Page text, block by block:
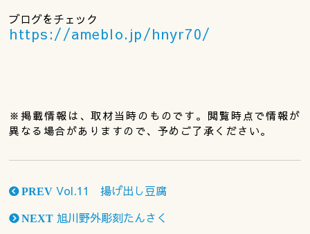
ブログをチェック
https://ameblo.jp/hnyr70/
※掲載情報は、取材当時のものです。閲覧時点で情報が
異なる場合がありますので、予めご了承ください。
PREV Vol.11 揚げ出し豆腐
NEXT 旭川野外彫刻たんさく